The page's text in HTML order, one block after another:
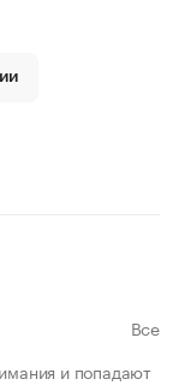
Все
и попадают